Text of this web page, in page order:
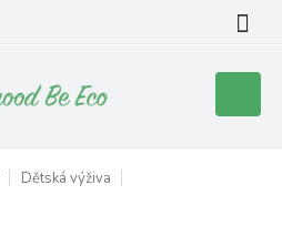
košík
Dětská výživa